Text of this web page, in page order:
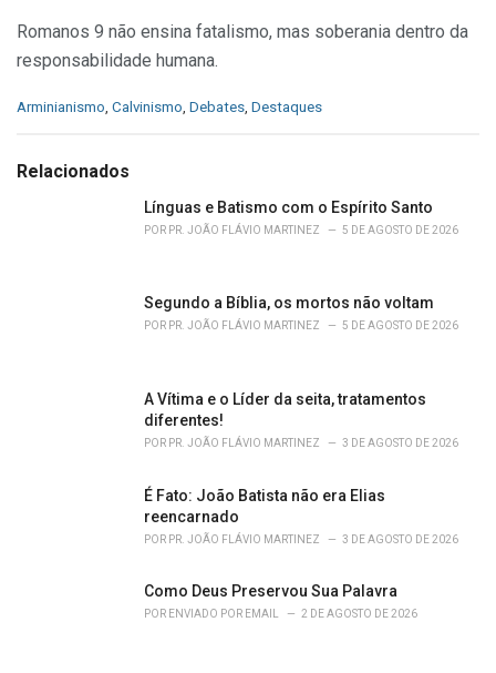
Romanos 9 não ensina fatalismo, mas soberania dentro da
responsabilidade humana.
C
e
Arminianismo, Calvinismo, Debates, Destaques
Relacionados
Línguas e Batismo com o Espírito Santo
POR PR. JOÃO FLÁVIO MARTINEZ 5 DE AGOSTO DE 2026
Segundo a Bíblia, os mortos não voltam
POR PR. JOÃO FLÁVIO MARTINEZ 5 DE AGOSTO DE 2026
A Vítima e o Líder da seita, tratamentos
diferentes!
POR PR. JOÃO FLÁVIO MARTINEZ 3 DE AGOSTO DE 2026
É Fato: João Batista não era Elias
reencarnado
POR PR. JOÃO FLÁVIO MARTINEZ 3 DE AGOSTO DE 2026
Como Deus Preservou Sua Palavra
POR ENVIADO POR EMAIL 2 DE AGOSTO DE 2026